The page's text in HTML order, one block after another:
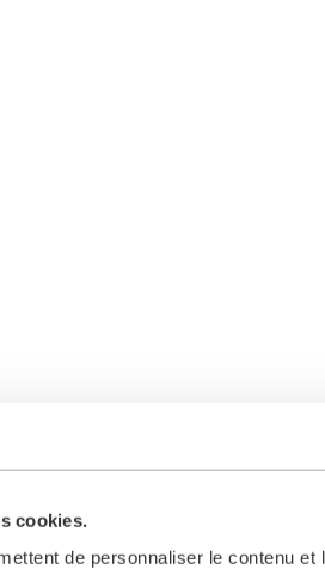
cookies.
de personnaliser le contenu